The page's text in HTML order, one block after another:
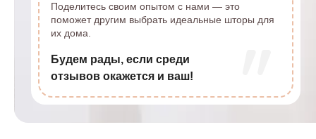
Поделитесь своим опытом с нами — это
поможет другим выбрать идеальные шторы для
их дома.
Будем рады, если среди
отзывов окажется и ваш!